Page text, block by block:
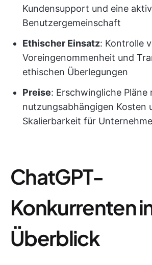
Kundensupport und eine
Benutzergemeinschaft
Ethischer Einsatz: Kontrolle
Voreingenommenheit und
ethischen Überlegungen
Preise: Erschwingliche Pläne
nutzungsabhängigen Kosten
Skalierbarkeit für
ChatGPT-
Konkurrenten
Überblick